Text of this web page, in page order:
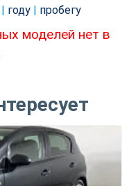
году пробегу
моделей нет в